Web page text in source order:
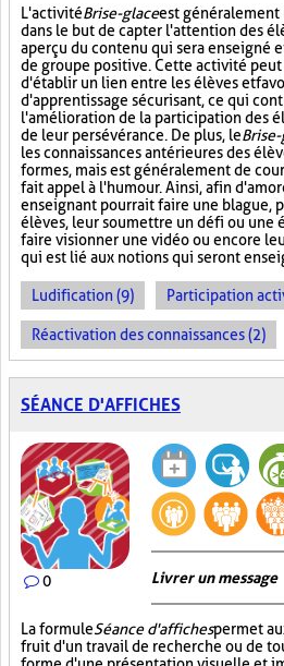
L'activitéBrise-glaceest
dans le but de capter l'attention des
aperçu du contenu qui sera enseigné
de groupe positive. Cette activité
d'établir un lien entre les élèves et
d'apprentissage sécurisant, ce qui
l'amélioration de la participation des
de leur persévérance. De plus, le
les connaissances antérieures des
formes, mais est généralement de
fait appel à l'humour. Ainsi, afin
enseignant pourrait faire une blague,
élèves, leur soumettre un défi ou une
faire visionner une vidéo ou encore
qui est lié aux notions qui seront
Ludification (9) Participation
Réactivation des connaissances (2)
SÉANCE D'AFFICHES
0 Livrer un message
La formuleSéance d'affichespermet
fruit d'un travail de recherche ou de